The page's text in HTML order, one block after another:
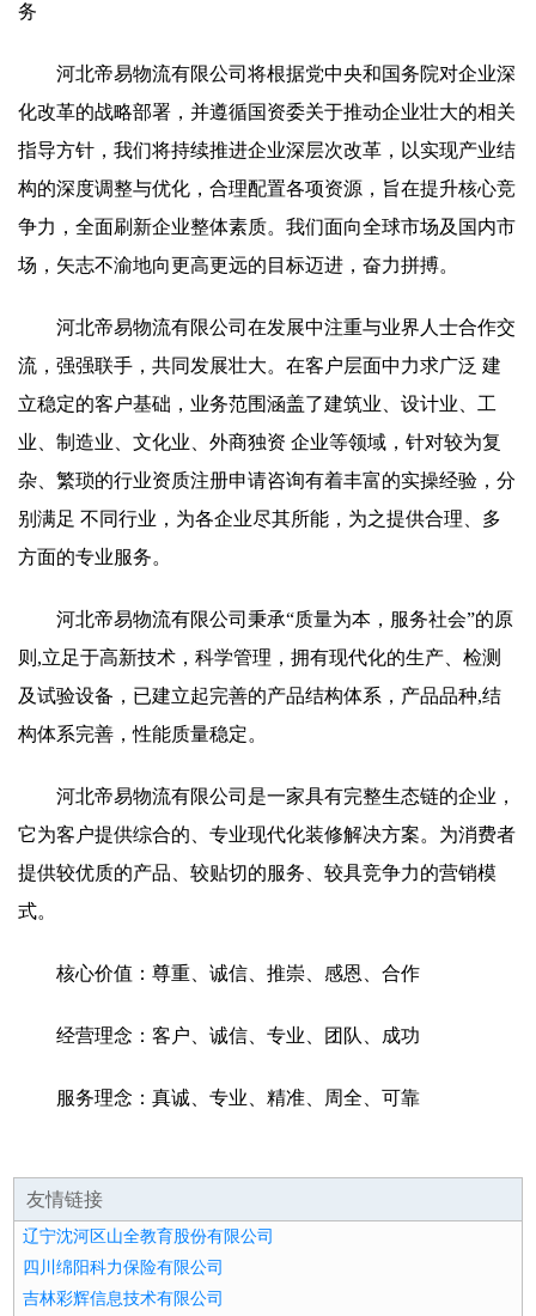
务
河北帝易物流有限公司将根据党中央和国务院对企业深
化改革的战略部署，并遵循国资委关于推动企业壮大的相关
指导方针，我们将持续推进企业深层次改革，以实现产业结
构的深度调整与优化，合理配置各项资源，旨在提升核心竞
争力，全面刷新企业整体素质。我们面向全球市场及国内市
场，矢志不渝地向更高更远的目标迈进，奋力拼搏。
河北帝易物流有限公司在发展中注重与业界人士合作交
流，强强联手，共同发展壮大。在客户层面中力求广泛 建
立稳定的客户基础，业务范围涵盖了建筑业、设计业、工
业、制造业、文化业、外商独资 企业等领域，针对较为复
杂、繁琐的行业资质注册申请咨询有着丰富的实操经验，分
别满足 不同行业，为各企业尽其所能，为之提供合理、多
方面的专业服务。
河北帝易物流有限公司秉承“质量为本，服务社会”的原
则,立足于高新技术，科学管理，拥有现代化的生产、检测
及试验设备，已建立起完善的产品结构体系，产品品种,结
构体系完善，性能质量稳定。
河北帝易物流有限公司是一家具有完整生态链的企业，
它为客户提供综合的、专业现代化装修解决方案。为消费者
提供较优质的产品、较贴切的服务、较具竞争力的营销模
式。
核心价值：尊重、诚信、推崇、感恩、合作
经营理念：客户、诚信、专业、团队、成功
服务理念：真诚、专业、精准、周全、可靠
友情链接
辽宁沈河区山全教育股份有限公司
四川绵阳科力保险有限公司
吉林彩辉信息技术有限公司